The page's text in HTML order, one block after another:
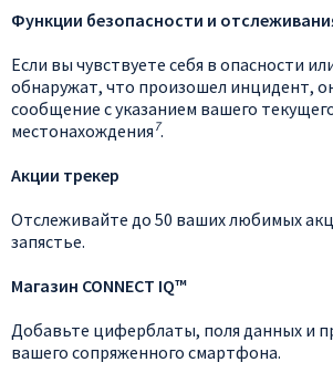
Функции безопасности и
Если вы чувствуете себя в опасности
обнаружат, что произошел инцидент,
сообщение с указанием вашего
местонахождения 7.
Акции трекер
Отслеживайте до 50 ваших любимых
запястье.
Магазин CONNECT IQ™
Добавьте циферблаты, поля данных и
вашего сопряженного смартфона.